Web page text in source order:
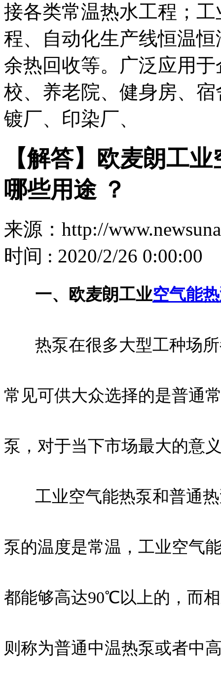
接各类常温热水工程；
程、自动化生产线恒温
余热回收等。广泛应用
校、养老院、健身房、
镀厂、印染厂、
【解答】欧麦朗工
哪些用途 ？
来源：http://
时间 : 2020/2/26 0:00:00
一、欧麦朗工业空气能
热泵在很多大型工种场所
常见可供大众选择的是普通
泵，对于当下市场最大的意
工业空气能热泵和普通热
泵的温度是常温，工业空气
都能够高达90℃以上的，而
则称为普通中温热泵或者中